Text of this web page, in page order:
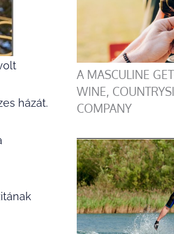
házát.
A MASCULINE
WINE,
COMPANY